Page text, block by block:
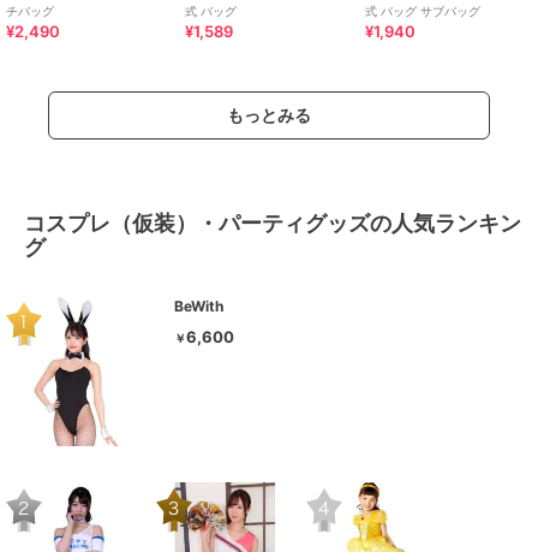
チバッグ
¥2,490
式 バッグ
¥1,589
式 バッグ サブバッグ
¥1,940
もっとみる
コスプレ（仮装）・パーティグッズの人気ランキン
グ
BeWith
￥6,600